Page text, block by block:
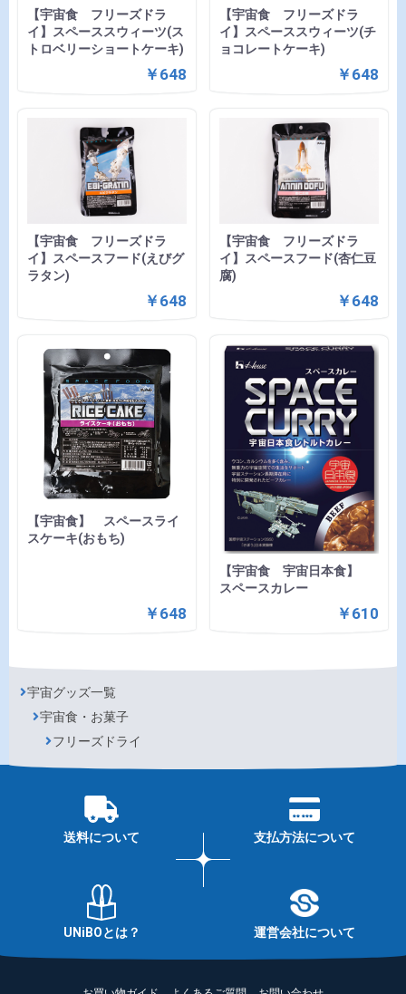
【宇宙食 フリーズドラ
イ】スペーススウィーツ(ス
トロベリーショートケーキ)
￥648
【宇宙食 フリーズドラ
イ】スペーススウィーツ(チ
ョコレートケーキ)
￥648
【宇宙食 フリーズドラ
イ】スペースフード(えびグ
ラタン)
￥648
【宇宙食 フリーズドラ
イ】スペースフード(杏仁豆
腐)
￥648
【宇宙食】 スペースライ
スケーキ(おもち)
￥648
【宇宙食 宇宙日本食】
スペースカレー
￥610
宇宙グッズ一覧
宇宙食・お菓子
フリーズドライ
送料について 支払方法について
UNiBOとは？ 運営会社について